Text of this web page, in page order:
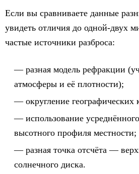
Если вы сравниваете данные
увидеть отличия до одной-двух
частые источники разброса:
разная модель рефракции
атмосферы и её плотности);
округление географических
использование
высотного профиля местности;
разная точка отсчёта —
солнечного диска.